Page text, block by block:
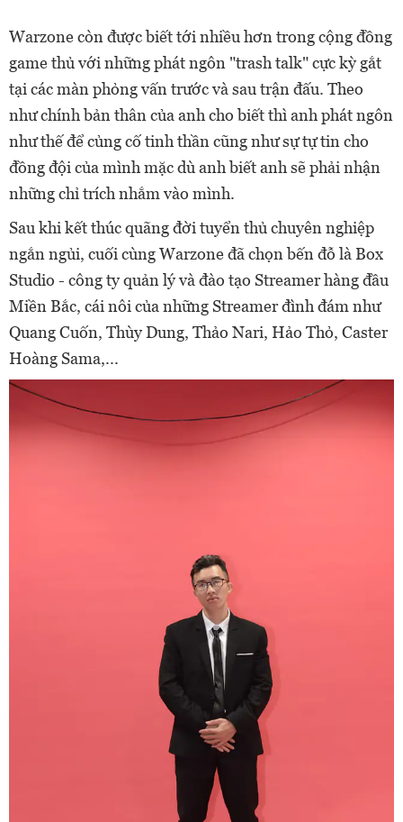
Warzone còn được biết tới nhiều hơn trong cộng đồng
game thủ với những phát ngôn "trash talk" cực kỳ gắt
tại các màn phỏng vấn trước và sau trận đấu. Theo
như chính bản thân của anh cho biết thì anh phát ngôn
như thế để củng cố tinh thần cũng như sự tự tin cho
đồng đội của mình mặc dù anh biết anh sẽ phải nhận
những chỉ trích nhắm vào mình.
Sau khi kết thúc quãng đời tuyển thủ chuyên nghiệp
ngắn ngủi, cuối cùng Warzone đã chọn bến đỗ là Box
Studio - công ty quản lý và đào tạo Streamer hàng đầu
Miền Bắc, cái nôi của những Streamer đình đám như
Quang Cuốn, Thùy Dung, Thảo Nari, Hảo Thỏ, Caster
Hoàng Sama,...